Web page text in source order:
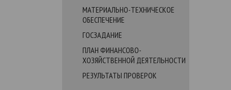
МАТЕРИАЛЬНО-ТЕХНИЧЕСКОЕ
ОБЕСПЕЧЕНИЕ
ГОСЗАДАНИЕ
ПЛАН ФИНАНСОВО-
ХОЗЯЙСТВЕННОЙ ДЕЯТЕЛЬНОСТИ
РЕЗУЛЬТАТЫ ПРОВЕРОК